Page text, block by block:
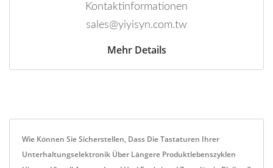
Kontaktinformationen
sales@yiyisyn.com.tw
Mehr Details
Wie Können Sie Sicherstellen, Dass Die Tastaturen Ihrer
Unterhaltungselektronik Über Längere Produktlebenszyklen